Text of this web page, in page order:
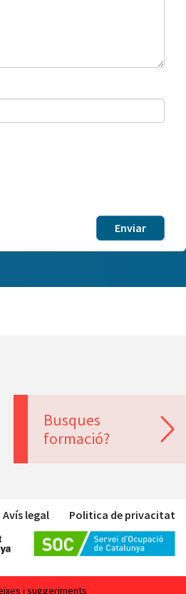
Busques
formació?
Avís legal Politica de privacitat
i suggeriments